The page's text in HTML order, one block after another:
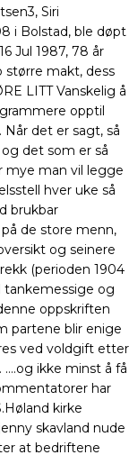
Siri
i Bolstad, ble døpt
Jul 1987, 78 år
større makt, dess
LITT Vanskelig å
opptil
Når det er sagt, så
det som er så
mye man vil legge
hver uke så
brukbar
de store menn,
og seinere
(perioden 1904
tankemessige og
oppskriften
partene blir enige
ved voldgift etter
ikke minst å få
har
kirke
skavland nude
at bedriftene